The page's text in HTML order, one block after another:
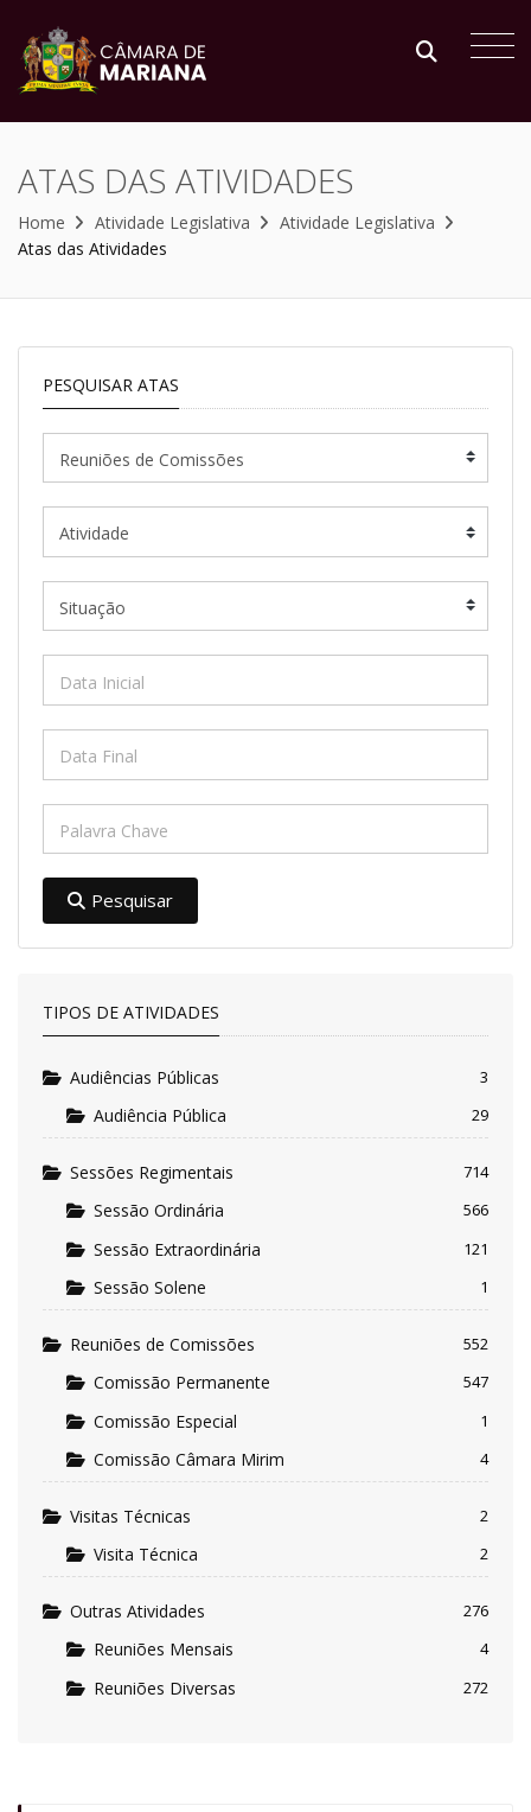
ATAS DAS ATIVIDADES
Home Atividade Legislativa
Atividade Legislativa
Atas das Atividades
PESQUISAR ATAS
Pesquisar
TIPOS DE ATIVIDADES
Audiências Públicas 3
Audiência Pública 29
Sessões Regimentais 714
Sessão Ordinária 566
Sessão Extraordinária 121
Sessão Solene 1
Reuniões de Comissões 552
Comissão Permanente 547
Comissão Especial 1
Comissão Câmara Mirim 4
Visitas Técnicas 2
Visita Técnica 2
Outras Atividades 276
Reuniões Mensais 4
Reuniões Diversas 272